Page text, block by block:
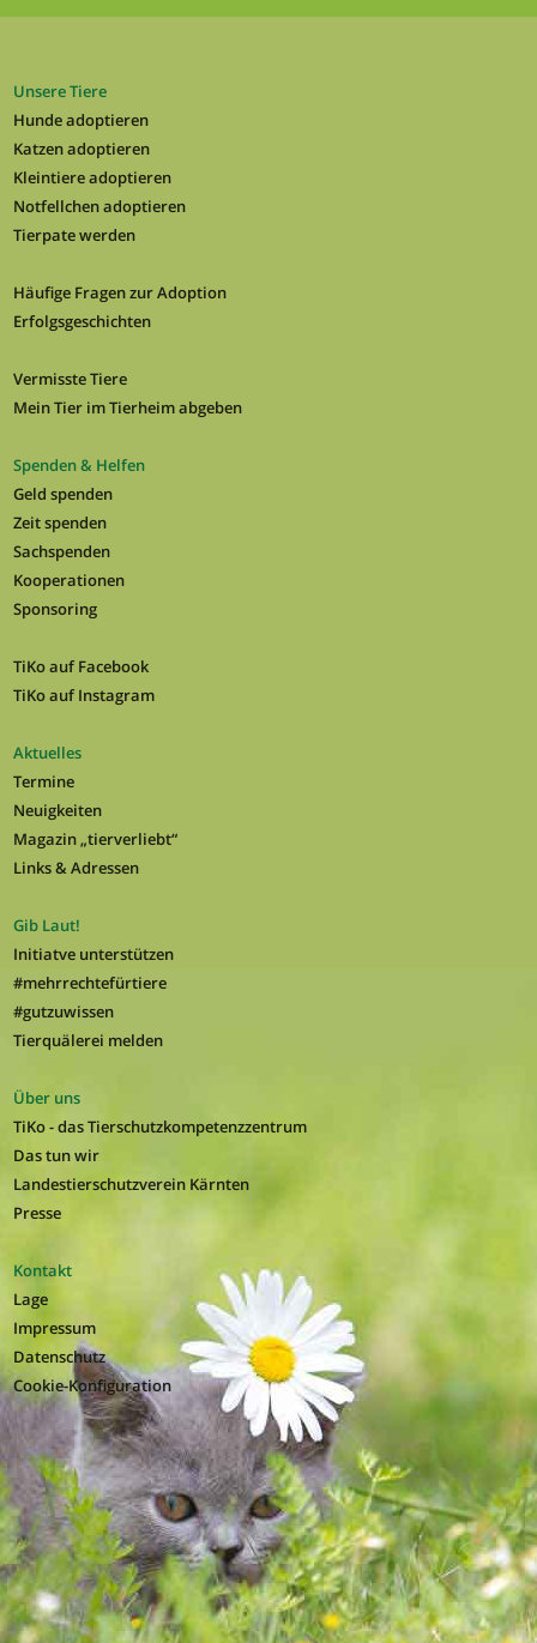
Unsere Tiere
Hunde adoptieren
Katzen adoptieren
Kleintiere adoptieren
Notfellchen adoptieren
Tierpate werden
Häufige Fragen zur Adoption
Erfolgsgeschichten
Vermisste Tiere
Mein Tier im Tierheim abgeben
Spenden & Helfen
Geld spenden
Zeit spenden
Sachspenden
Kooperationen
Sponsoring
TiKo auf Facebook
TiKo auf Instagram
Aktuelles
Termine
Neuigkeiten
Magazin „tierverliebt“
Links & Adressen
Gib Laut!
Initiatve unterstützen
#mehrrechtefürtiere
#gutzuwissen
Tierquälerei melden
Über uns
TiKo - das Tierschutzkompetenzzentrum
Das tun wir
Landestierschutzverein Kärnten
Presse
Kontakt
Lage
Impressum
Datenschutz
Cookie-Konfiguration